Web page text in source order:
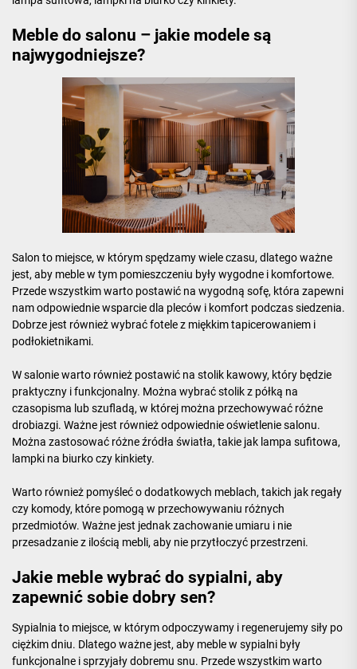
Meble do salonu – jakie modele są
najwygodniejsze?
Salon to miejsce, w którym spędzamy wiele czasu, dlatego ważne
jest, aby meble w tym pomieszczeniu były wygodne i komfortowe.
Przede wszystkim warto postawić na wygodną sofę, która zapewni
nam odpowiednie wsparcie dla pleców i komfort podczas siedzenia.
Dobrze jest również wybrać fotele z miękkim tapicerowaniem i
podłokietnikami.
W salonie warto również postawić na stolik kawowy, który będzie
praktyczny i funkcjonalny. Można wybrać stolik z półką na
czasopisma lub szufladą, w której można przechowywać różne
drobiazgi. Ważne jest również odpowiednie oświetlenie salonu.
Można zastosować różne źródła światła, takie jak lampa sufitowa,
lampki na biurko czy kinkiety.
Warto również pomyśleć o dodatkowych meblach, takich jak regały
czy komody, które pomogą w przechowywaniu różnych
przedmiotów. Ważne jest jednak zachowanie umiaru i nie
przesadzanie z ilością mebli, aby nie przytłoczyć przestrzeni.
Jakie meble wybrać do sypialni, aby
zapewnić sobie dobry sen?
Sypialnia to miejsce, w którym odpoczywamy i regenerujemy siły po
ciężkim dniu. Dlatego ważne jest, aby meble w sypialni były
funkcjonalne i sprzyjały dobremu snu. Przede wszystkim warto